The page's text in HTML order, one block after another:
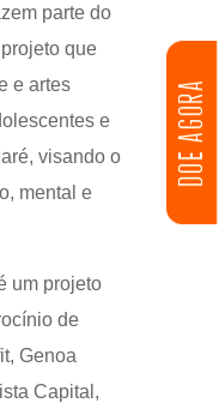
DOE AGORA
parte do
que
e artes
e
visando o
mental e
um projeto
de
Genoa
Capital,